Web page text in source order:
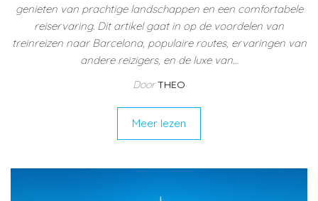
genieten van prachtige landschappen en een comfortabele
reiservaring. Dit artikel gaat in op de voordelen van
treinreizen naar Barcelona, populaire routes, ervaringen van
andere reizigers, en de luxe van…
Door THEO
Meer lezen